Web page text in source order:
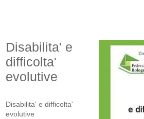
Disabilita' e
difficolta'
evolutive
Disabilita' e difficolta'
evolutive